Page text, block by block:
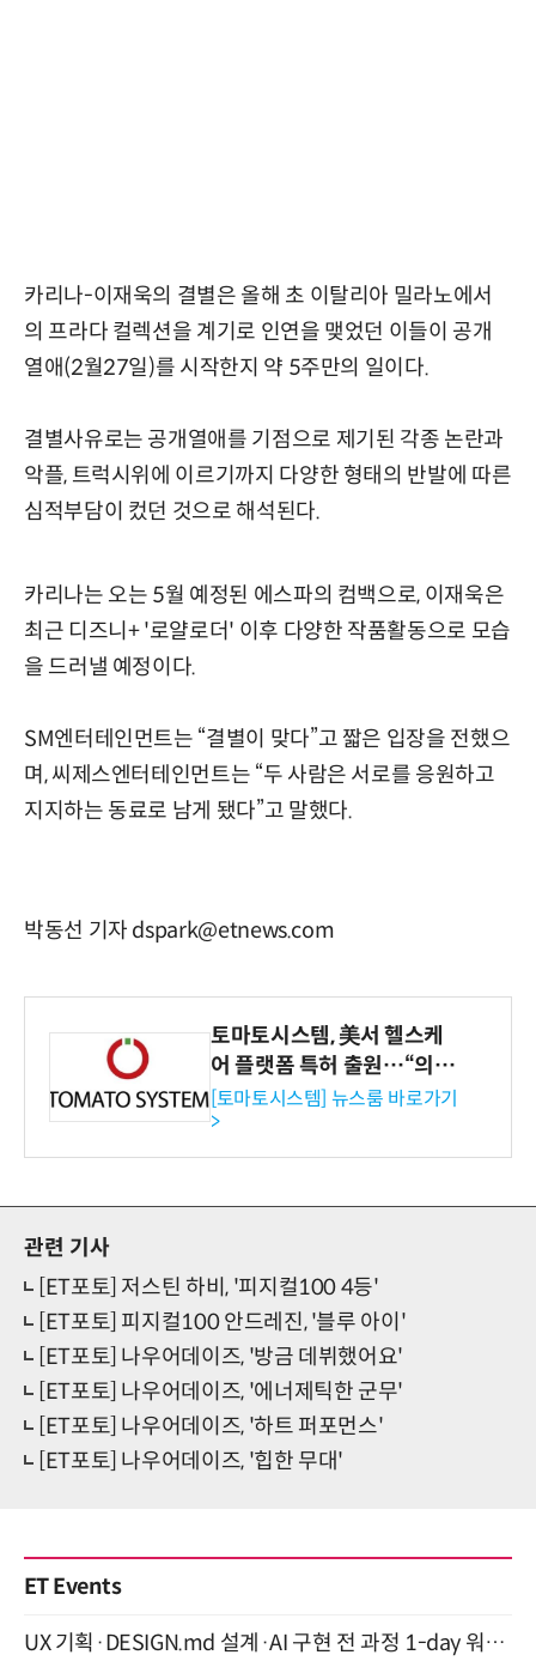
카리나-이재욱의 결별은 올해 초 이탈리아 밀라노에서
의 프라다 컬렉션을 계기로 인연을 맺었던 이들이 공개
열애(2월27일)를 시작한지 약 5주만의 일이다.
결별사유로는 공개열애를 기점으로 제기된 각종 논란과
악플, 트럭시위에 이르기까지 다양한 형태의 반발에 따른
심적부담이 컸던 것으로 해석된다.
카리나는 오는 5월 예정된 에스파의 컴백으로, 이재욱은
최근 디즈니+ '로얄로더' 이후 다양한 작품활동으로 모습
을 드러낼 예정이다.
SM엔터테인먼트는 “결별이 맞다”고 짧은 입장을 전했으
며, 씨제스엔터테인먼트는 “두 사람은 서로를 응원하고
지지하는 동료로 남게 됐다”고 말했다.
박동선 기자 dspark@etnews.com
토마토시스템, 美서 헬스케
어 플랫폼 특허 출원…“의료
기관·보험사 공략”
[토마토시스템] 뉴스룸 바로가기
>
관련 기사
[ET포토] 저스틴 하비, '피지컬100 4등'
[ET포토] 피지컬100 안드레진, '블루 아이'
[ET포토] 나우어데이즈, '방금 데뷔했어요'
[ET포토] 나우어데이즈, '에너제틱한 군무'
[ET포토] 나우어데이즈, '하트 퍼포먼스'
[ET포토] 나우어데이즈, '힙한 무대'
ET Events
UX 기획·DESIGN.md 설계·AI 구현 전 과정 1-day 워크숍 with Claude Code·Codex 9월 15일 개최